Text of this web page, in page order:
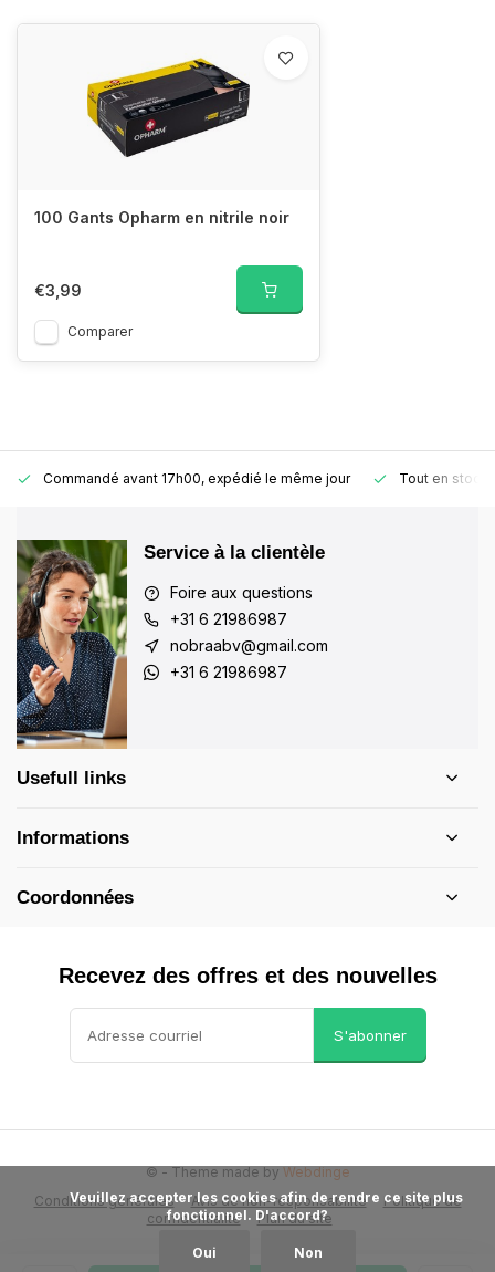
100 Gants Opharm en nitrile noir
€3,99
Comparer
Commandé avant 17h00, expédié le même jour Tout en stock
Service à la clientèle
Foire aux questions
+31 6 21986987
nobraabv@gmail.com
+31 6 21986987
Usefull links
Informations
Coordonnées
Recevez des offres et des nouvelles
S'abonner
Conditions générales Avis de non-responsabilité
Politique de
confidentialité
Plan du site
© - Theme made by Webdinge
            Veuillez accepter les cookies afin de rendre ce site plus
fonctionnel. D'accord?
Oui Non